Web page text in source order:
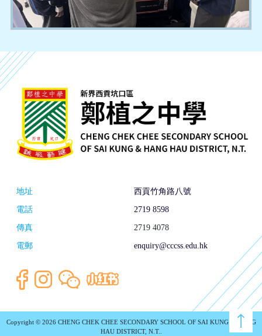
地址
西貢竹角路八號
電話
2719 8598
傳真
2719 4078
電郵
enquiry@cccss.edu.hk
Copyright © 2026 CHENG CHEK CHEE SECONDARY SCHOOL OF SAI KUNG & HANG
HAU DISTRICT, N.T..